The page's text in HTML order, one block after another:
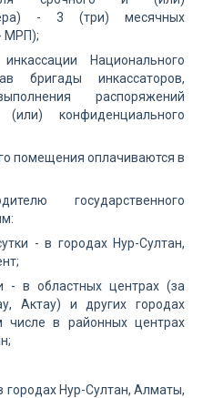
- 3 (три) месячных
МРП);
Национального
бригады инкассаторов,
распоряжений
конфиденциального
помещения оплачиваются в
государственного
- в городах Нур-Султан,
- в областных центрах (за
Актау) и других городах
числе в районных центрах
городах Нур-Султан, Алматы,